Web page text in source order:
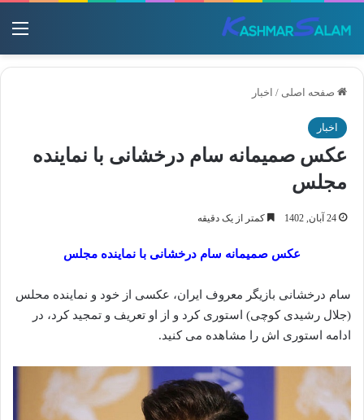
صفحه اصلی / اخبار
اخبار
عکس صمیمانه سام درخشانی با نماینده
مجلس
24 آبان, 1402 کمتر از یک دقیقه
عکس صمیمانه سام درخشانی با نماینده مجلس
سام درخشانی بازیگر معروف ایران، عکسی از خود و نماینده محلس
(جلال رشیدی کوچی) استوری کرد و از او تعریف و تمجید کرد، در
ادامه استوری اش را مشاهده می کنید.